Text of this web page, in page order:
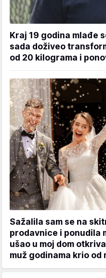
Kraj 19 godina mlađe
sada doživeo
od 20 kilograma i
Sažalila sam se na
prodavnice i ponudila
ušao u moj dom
muž godinama krio od